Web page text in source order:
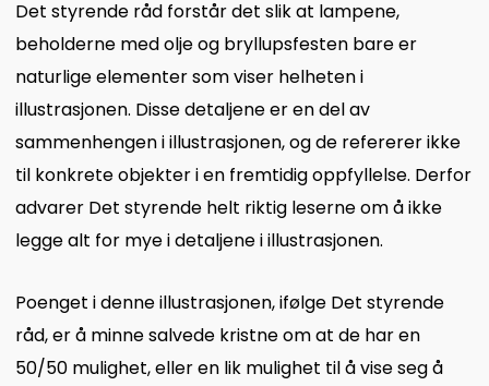
Det styrende råd forstår det slik at lampene,
beholderne med olje og bryllupsfesten bare er
naturlige elementer som viser helheten i
illustrasjonen. Disse detaljene er en del av
sammenhengen i illustrasjonen, og de refererer ikke
til konkrete objekter i en fremtidig oppfyllelse. Derfor
advarer Det styrende helt riktig leserne om å ikke
legge alt for mye i detaljene i illustrasjonen.
Poenget i denne illustrasjonen, ifølge Det styrende
råd, er å minne salvede kristne om at de har en
50/50 mulighet, eller en lik mulighet til å vise seg å